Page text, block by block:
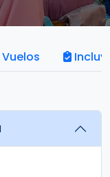
Vuelos